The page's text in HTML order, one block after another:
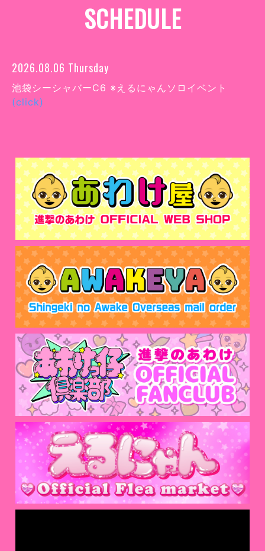
SCHEDULE
2026.08.06 Thursday
池袋シーシャバーC6 ※えるにゃんソロイベント
(click)